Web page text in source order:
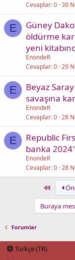
Cevaplar 0 30
E
Güney
öldürme
yeni
EnondeR
Cevaplar 0 29
E
Beyaz
savaşına
EnondeR
Cevaplar 0 28
E
Republic
banka
EnondeR
Cevaplar 0 28
First
Buraya
Forumlar
Türkçe (TR)